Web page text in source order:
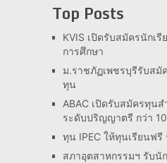
Top Posts
KVIS เปิดรับสมัครนักเ
การศึกษา
ม.ราชภัฏเพชรบุรีรับสมั
ทุน
ABAC เปิดรับสมัครทุน
ระดับปริญญาตรี กว่า
ทุน IPEC ให้ทุนเรียนฟรี
สภาอุตสาหกรรมฯ รับนั